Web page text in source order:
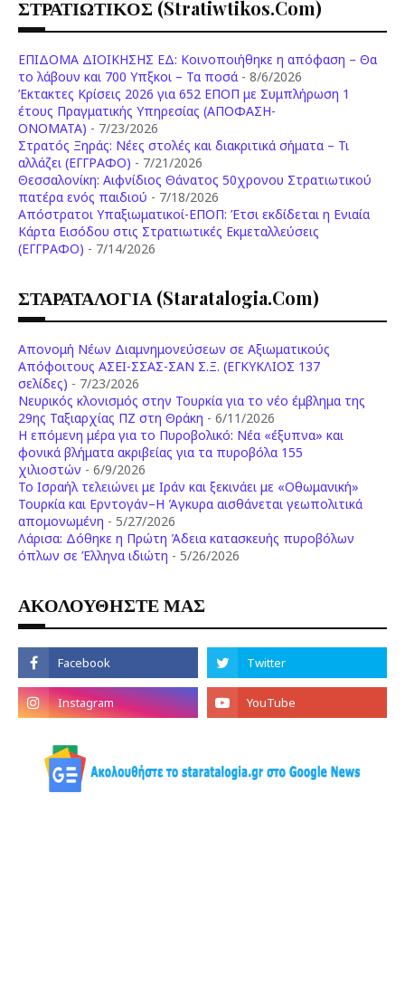
ΣΤΡΑΤΙΩΤΙΚΟΣ (stratiwtikos.com)
ΕΠΙΔΟΜΑ ΔΙΟΙΚΗΣΗΣ ΕΔ: Κοινοποιήθηκε η απόφαση – Θα
το λάβουν και 700 Υπξκοι – Τα ποσά - 8/6/2026
Έκτακτες Κρίσεις 2026 για 652 ΕΠΟΠ με Συμπλήρωση 1
έτους Πραγματικής Υπηρεσίας (ΑΠΟΦΑΣΗ-
ONOMATA) - 7/23/2026
Στρατός Ξηράς: Νέες στολές και διακριτικά σήματα – Τι
αλλάζει (ΕΓΓΡΑΦΟ) - 7/21/2026
Θεσσαλονίκη: Αιφνίδιος Θάνατος 50χρονου Στρατιωτικού
πατέρα ενός παιδιού - 7/18/2026
Απόστρατοι Υπαξιωματικοί-ΕΠΟΠ: Έτσι εκδίδεται η Ενιαία
Κάρτα Εισόδου στις Στρατιωτικές Εκμεταλλεύσεις
(ΕΓΓΡΑΦΟ) - 7/14/2026
ΣΤΑΡΑΤΑΛΟΓΙΑ (staratalogia.com)
Απονομή Νέων Διαμνημονεύσεων σε Αξιωματικούς
Απόφοιτους ΑΣΕΙ-ΣΣΑΣ-ΣΑΝ Σ.Ξ. (ΕΓΚΥΚΛΙΟΣ 137
σελίδες) - 7/23/2026
Νευρικός κλονισμός στην Τουρκία για το νέο έμβλημα της
29ης Ταξιαρχίας ΠΖ στη Θράκη - 6/11/2026
Η επόμενη μέρα για το Πυροβολικό: Νέα «έξυπνα» και
φονικά βλήματα ακριβείας για τα πυροβόλα 155
χιλιοστών - 6/9/2026
Το Ισραήλ τελειώνει με Ιράν και ξεκινάει με «Οθωμανική»
Τουρκία και Ερντογάν–Η Άγκυρα αισθάνεται γεωπολιτικά
απομονωμένη - 5/27/2026
Λάρισα: Δόθηκε η Πρώτη Άδεια κατασκευής πυροβόλων
όπλων σε Έλληνα ιδιώτη - 5/26/2026
ΑΚΟΛΟΥΘΗΣΤΕ ΜΑΣ